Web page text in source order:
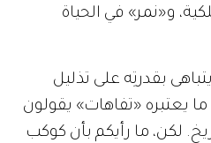
و«نمر» في الحياة
بقدرتِه على تذليل
يعتبره «تفاهات» يقولون
لكن، ما رأيكم بأن كوكب